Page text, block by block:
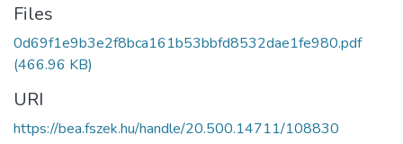
Files
0d69f1e9b3e2f8bca161b53bbfd8532dae1fe980.pdf
(466.96 KB)
URI
https://bea.fszek.hu/handle/20.500.14711/108830